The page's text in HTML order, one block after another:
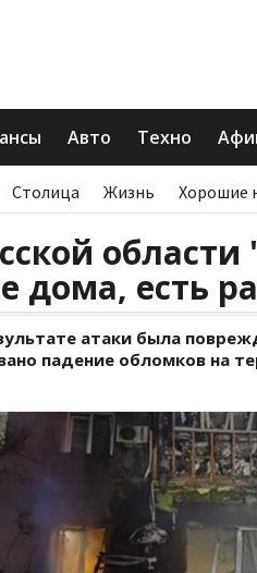
Авто Техно
Столица Жизнь Хорошие
дома, есть
атаки была
падение обломков на